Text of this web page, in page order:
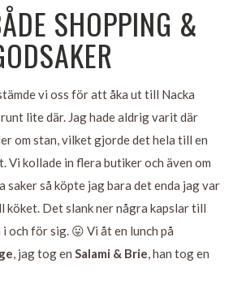
SHOPPING &
vi oss för att åka ut till Nacka
lite där. Jag hade aldrig varit där
om stan, vilket gjorde det hela till en
Vi kollade in flera butiker och även om
saker så köpte jag bara det enda jag var
köket. Det slank ner några kapslar till
och för sig. 😛 Vi åt en lunch på
, jag tog en Salami & Brie , han tog en